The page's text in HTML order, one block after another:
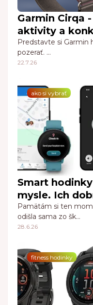
Garmin Cirqa
aktivity a
Predstavte si Garmin
pozerať. …
22.7.26
ako si vybrať
Smart
mysle. Ich
Pamätám si ten
odišla sama zo šk…
28.6.26
fitness hodinky